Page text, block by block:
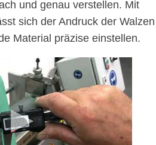
und genau verstellen. Mit
sich der Andruck der Walzen
Material präzise einstellen.